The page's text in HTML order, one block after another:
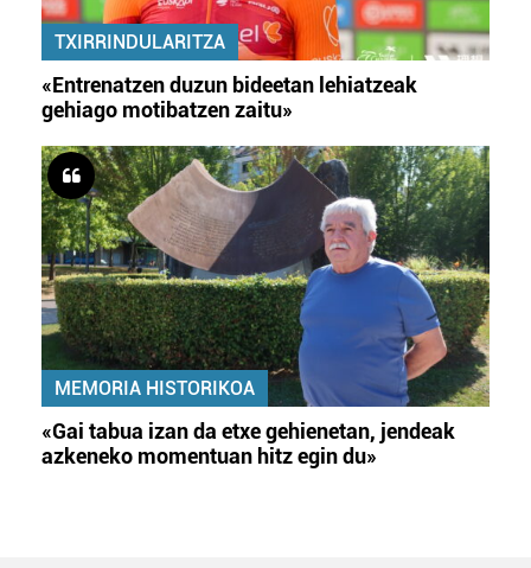
TXIRRINDULARITZA
«Entrenatzen duzun bideetan lehiatzeak
gehiago motibatzen zaitu»
MEMORIA HISTORIKOA
«Gai tabua izan da etxe gehienetan, jendeak
azkeneko momentuan hitz egin du»